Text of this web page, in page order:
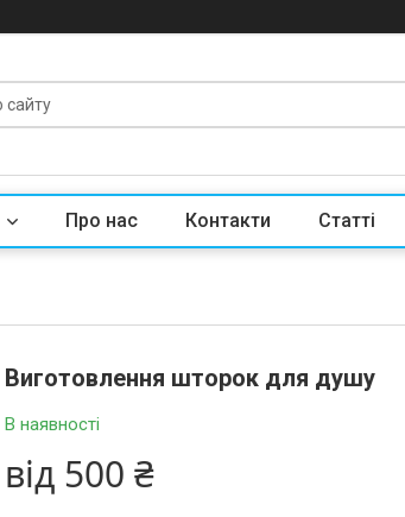
Про нас Контакти Статті
Виготовлення шторок для душу
В наявності
від 500 ₴